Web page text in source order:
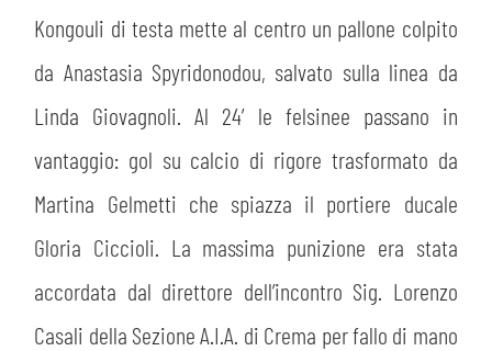
Kongouli di testa mette al centro un pallone colpito
da Anastasia Spyridonodou, salvato sulla linea da
Linda Giovagnoli. Al 24′ le felsinee passano in
vantaggio: gol su calcio di rigore trasformato da
Martina Gelmetti che spiazza il portiere ducale
Gloria Ciccioli. La massima punizione era stata
accordata dal direttore dell’incontro Sig. Lorenzo
Casali della Sezione A.I.A. di Crema per fallo di mano